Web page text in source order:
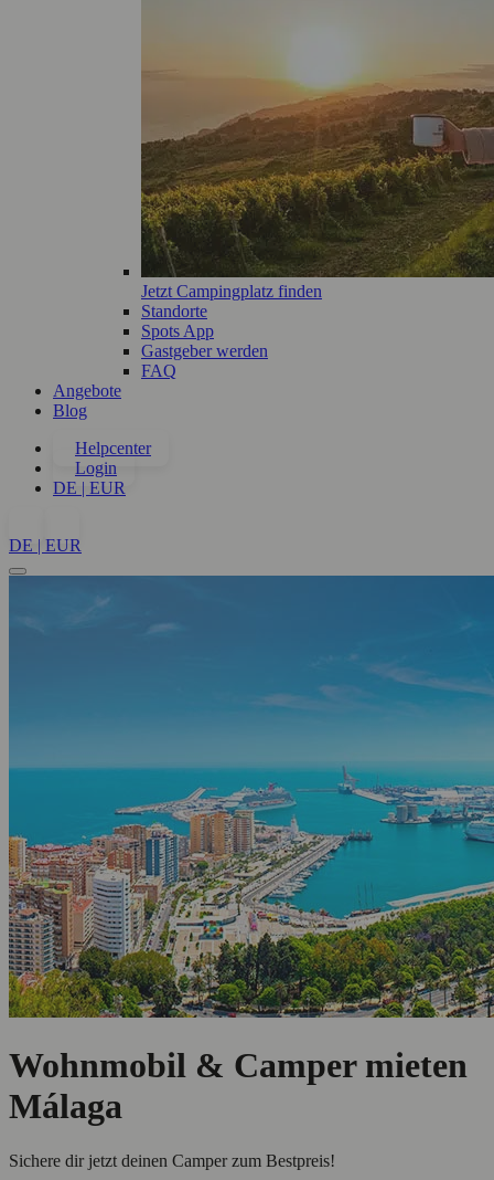
Jetzt Campingplatz finden
Standorte
Spots App
Gastgeber werden
FAQ
Angebote
Blog
Helpcenter
Login
DE | EUR
DE | EUR
Wohnmobil & Camper mieten
Málaga
Sichere dir jetzt deinen Camper zum Bestpreis!